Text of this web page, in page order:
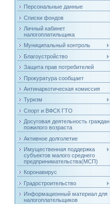
Персональные данные
Списки фондов
Личный кабинет
налогоплатильщика
Муниципальный контроль
Благоустройство
Защита прав потребителей
Прокуратура сообщает
Антинаркотическая комиссия
Туризм
Спорт и ВФСК ГТО
Досуговая деятельность граждан
пожилого возраста
Активное долголетие
Имущественная поддержка
субъектов малого среднего
предпринимательства(МСП)
Коронавирус
Градостроительство
Информационный материал для
налогоплательщиков